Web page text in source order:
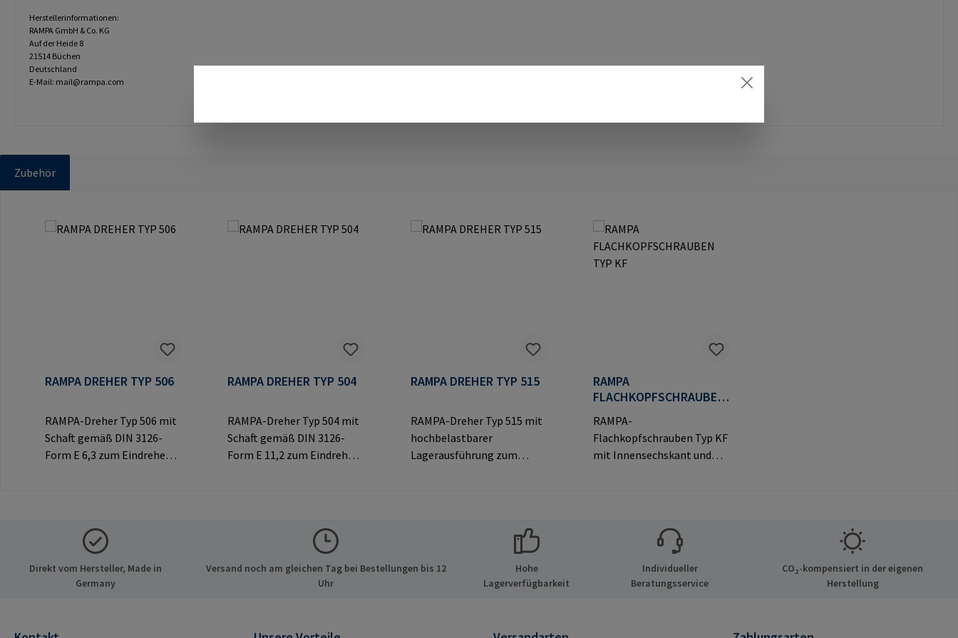
Herstellerinformationen:
RAMPA GmbH & Co. KG
Auf der Heide 8
21514 Büchen
Deutschland
E-Mail: mail@rampa.com
Zubehör
RAMPA DREHER TYP 506
RAMPA-Dreher Typ 506 mit
Schaft gemäß DIN 3126-
Form E 6,3 zum Eindrehen
verwenden.Herstellerinfor
mationen: RAMPA GmbH &
Co. KG Auf der Heide 8 21514
Büchen Deutschland E-Mail:
RAMPA DREHER TYP 504
RAMPA-Dreher Typ 504 mit
Schaft gemäß DIN 3126-
Form E 11,2 zum Eindrehen
verwenden.Herstellerinfor
mationen: RAMPA GmbH &
Co. KG Auf der Heide 8 21514
RAMPA DREHER TYP 515
RAMPA-Dreher Typ 515 mit
hochbelastbarer
Lagerausführung zum
verwenden.Herstellerinfor
mationen: RAMPA GmbH &
Co. KG Auf der Heide 8 21514
RAMPA
FLACHKOPFSCHRAUBEN
RAMPA-
Flachkopfschrauben Typ KF
mit Innensechskant und
& Co. KG Auf der Heide 8
21514 Büchen Deutschland
E-Mail: mail@rampa.com
Direkt vom Hersteller, Made in
Germany
Versand noch am gleichen Tag bei Bestellungen bis 12
Uhr
Hohe
Lagerverfügbarkeit
Individueller
Beratungsservice
CO₂-kompensiert in der eigenen
Herstellung